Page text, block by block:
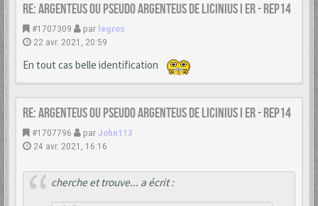
Re: Argenteus ou pseudo argenteus de LICINIUS I er - REP14
#1707309 par legros
22 avr. 2021, 20:59
En tout cas belle identification
Re: Argenteus ou pseudo argenteus de LICINIUS I er - REP14
#1707796 par John113
24 avr. 2021, 16:16
cherche et trouve... a écrit :